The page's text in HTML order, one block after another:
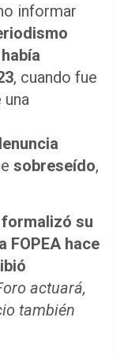
informar
, cuando fue
una
sobreseído,
formalizó su
FOPEA hace
actuará,
también